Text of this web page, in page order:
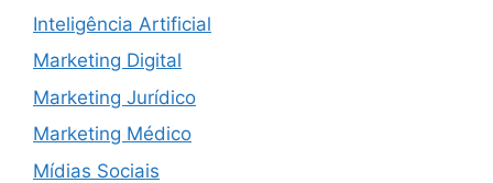
Inteligência Artificial
Marketing Digital
Marketing Jurídico
Marketing Médico
Mídias Sociais